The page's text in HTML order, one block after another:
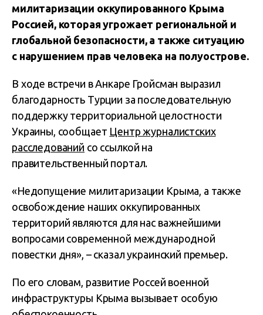
милитаризации оккупированного Крыма
Россией, которая угрожает региональной и
глобальной безопасности, а также ситуацию
с нарушением прав человека на полуострове.
В ходе встречи в Анкаре Гройсман выразил
благодарность Турции за последовательную
поддержку территориальной целостности
Украины, сообщает Центр журналистских
расследований со ссылкой на
правительственный портал.
«Недопущение милитаризации Крыма, а также
освобождение наших оккупированных
территорий являются для нас важнейшими
вопросами современной международной
повестки дня», – сказал украинский премьер.
По его словам, развитие Россей военной
инфраструктуры Крыма вызывает особую